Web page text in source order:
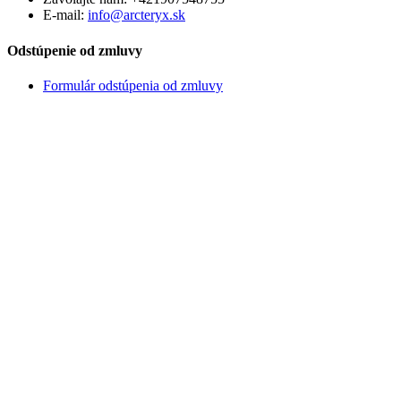
E-mail: info@arcteryx.sk
Odstúpenie od zmluvy
Formulár odstúpenia od zmluvy